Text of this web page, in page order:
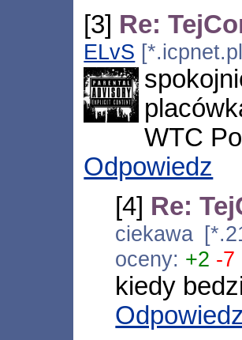
[3] Re:
ELvS
WTC
Odpowiedz
[4] Re:
ciekawa
oceny: +2 -7
kiedy
Odpowiedz